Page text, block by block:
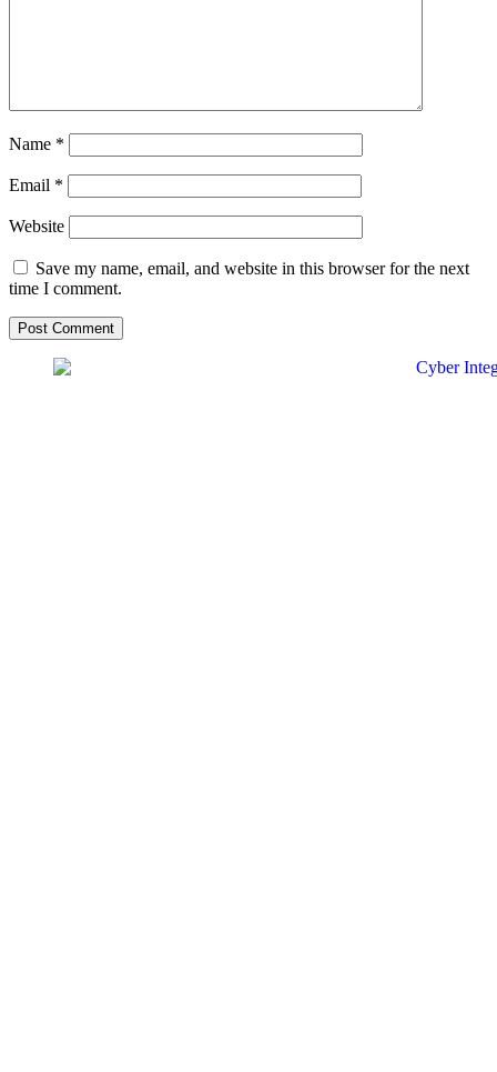
Name *
Email *
Website
Save my name, email, and website in this browser for the next
time I comment.